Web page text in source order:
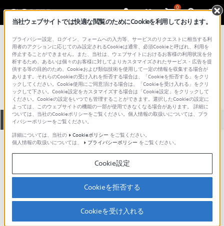
0
総合サポート・お問い合わせ 液晶テレビ
FDL-X40
全て ダウンロード 取扱説明書 Q&A
製品に関する重要なお知らせ
お知らせ
人気のトピック
ブラビアの知って得する豆知識
当社ウェブサイトでは快適な閲覧のためにCookieを利用しております。
プライバシー設定、ログイン、フォームへの入力等、サービスのリクエストに相当する利
用者のアクションに応じてのみ設定されるCookieは通常、必須Cookieと呼ばれ、利用を
停止することができません。また、当社は、ウェブサイトにおけるお客様の利用状況を分
析するため、あるいは個々のお客様に対してよりカスタマイズされたサービス・広告を提
供する等の目的のため、Cookieおよび類似技術を使用して一定の情報を収集する場合が
あります。それらのCookieの受け入れを拒否する場合は、「Cookieを拒否する」をクリ
ックしてください。Cookie使用にご同意頂ける場合は、「Cookieを受け入れる」をクリ
ックして下さい。Cookie設定をカスタマイズする場合は「Cookie設定」をクリックして
ください。Cookieの設定をいつでも管理することができます。選択したCookieの設定に
よっては、このウェブサイトの機能の一部が使用できなくなる場合があります。 詳細に
ついては、当社のCookieポリシーをご覧ください。個人情報の取扱いについては、プラ
イバシーポリシーをご覧ください。
詳細については、当社の
Cookieポリシー をご覧ください。
個人情報の取扱いについては、
プライバシーポリシー をご覧ください。
Cookie設定
Cookieを拒否する
Cookieを受け入れる